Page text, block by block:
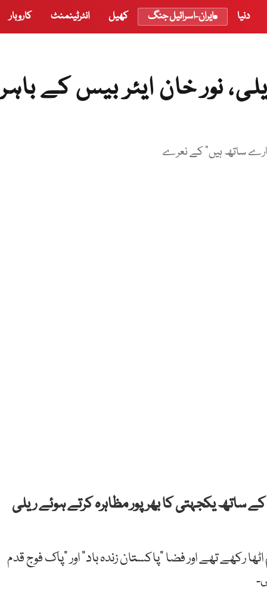
دنیا ایران-اسرائیل جنگ کھیل انٹرٹینمنٹ کاروبار
نور خان ایئر بیس کے باہر
ساتھ ہیں" کے نعرے
ساتھ یکجہتی کا بھرپور مظاہرہ کرتے ہوئے ریلی
رکھے تھے اور فضا “پاکستان زندہ باد” اور “پاک فوج قدم